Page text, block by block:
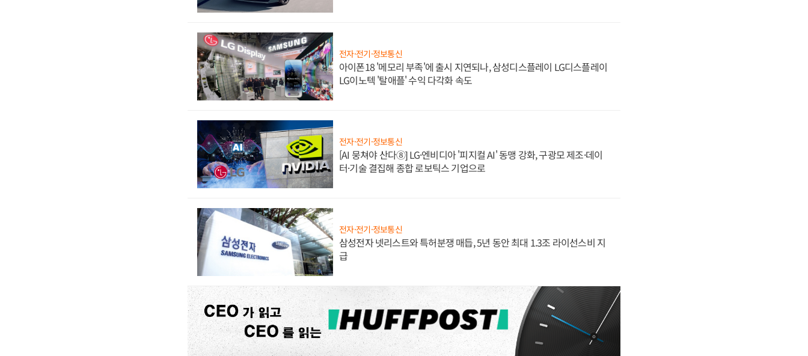
전자·전기·정보통신
아이폰18 '메모리 부족'에 출시 지연되나, 삼성디스플레이 LG디스플레이
LG이노텍 '탈애플' 수익 다각화 속도
전자·전기·정보통신
[AI 뭉쳐야 산다⑧] LG·엔비디아 '피지컬 AI' 동맹 강화, 구광모 제조·데이
터·기술 결집해 종합 로보틱스 기업으로
전자·전기·정보통신
삼성전자 넷리스트와 특허분쟁 매듭, 5년 동안 최대 1.3조 라이선스비 지
급